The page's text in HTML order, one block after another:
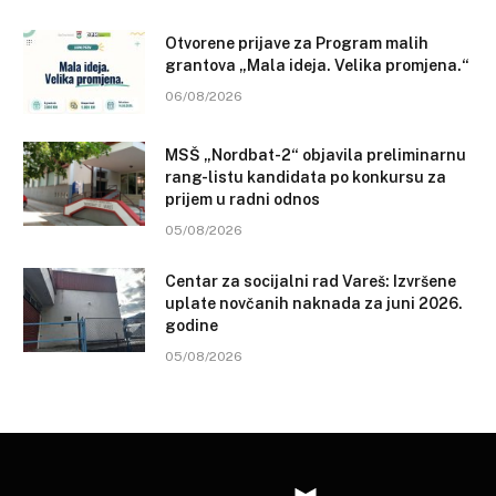
Otvorene prijave za Program malih
grantova „Mala ideja. Velika promjena.“
06/08/2026
MSŠ „Nordbat-2“ objavila preliminarnu
rang-listu kandidata po konkursu za
prijem u radni odnos
05/08/2026
Centar za socijalni rad Vareš: Izvršene
uplate novčanih naknada za juni 2026.
godine
05/08/2026